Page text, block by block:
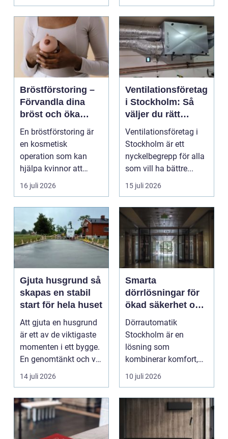
Bröstförstoring –
Förvandla dina
bröst och öka
självförtroendet
En bröstförstoring är
en kosmetisk
operation som kan
hjälpa kvinnor att
uppn&ari...
16 juli 2026
Ventilationsföretag
i Stockholm: Så
väljer du rätt
expert på frisk luft
Ventilationsföretag i
Stockholm är ett
nyckelbegrepp för alla
som vill ha bättre...
15 juli 2026
Gjuta husgrund så
skapas en stabil
start för hela huset
Att gjuta en husgrund
är ett av de viktigaste
momenten i ett bygge.
En genomtänkt och väl
utförd gru...
14 juli 2026
Smarta
dörrlösningar för
ökad säkerhet och
komfort
Dörrautomatik
Stockholm är en
lösning som
kombinerar komfort,
säkerhet och tillg...
10 juli 2026